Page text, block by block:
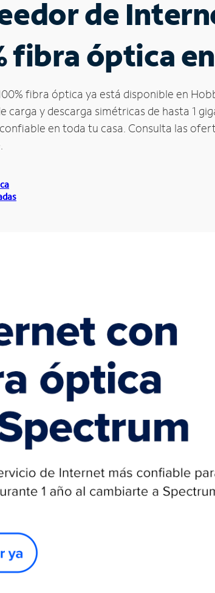
de
fibra óptica
fibra óptica ya está disponible en
carga y descarga simétricas de hasta 1
en toda tu casa. Consulta las